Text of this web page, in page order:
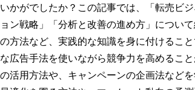
いかがでしたか？この記事では、「転売ビ
ョン戦略」「分析と改善の進め方」につい
の方法など、実践的な知識を身に付けるこ
な広告手法を使いながら競争力を高めるこ
の活用方法や、キャンペーンの企画法など